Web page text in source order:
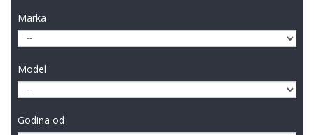
Marka
Model
Godina od